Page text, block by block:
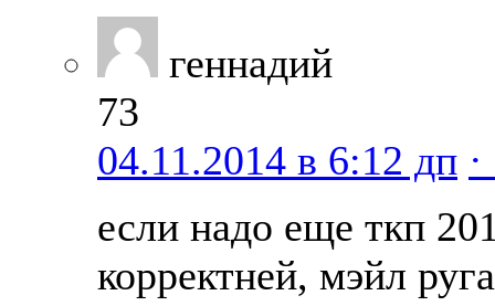
геннадий
73
04.11.2014 в 6:12 дп
если надо еще ткп
корректней, мэйл